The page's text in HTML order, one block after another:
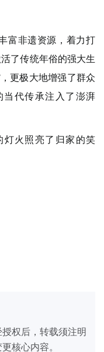
富非遗资源，着力打
了传统年俗的强大生
更极大地增强了群众
当代传承注入了澎湃
灯火照亮了归家的笑
权后，转载须注明
核心内容。